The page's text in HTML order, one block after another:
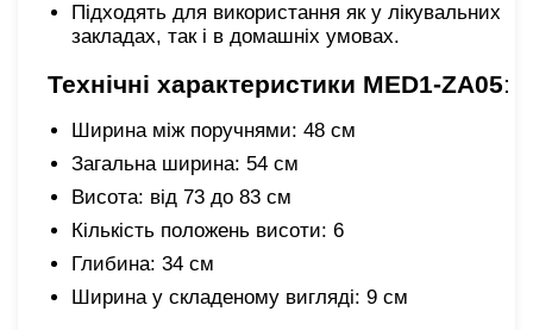
Підходять для використання як у лікувальних
закладах, так і в домашніх умовах.
Технічні характеристики MED1-ZA05:
Ширина між поручнями: 48 см
Загальна ширина: 54 см
Висота: від 73 до 83 см
Кількість положень висоти: 6
Глибина: 34 см
Ширина у складеному вигляді: 9 см